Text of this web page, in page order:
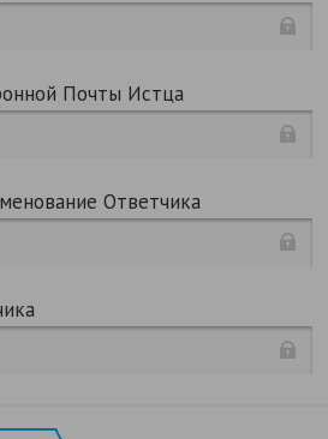
Почты Истца
Ответчика